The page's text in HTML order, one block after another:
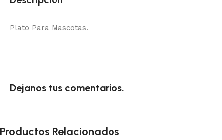
Plato Para Mascotas.
Dejanos tus comentarios.
Productos Relacionados